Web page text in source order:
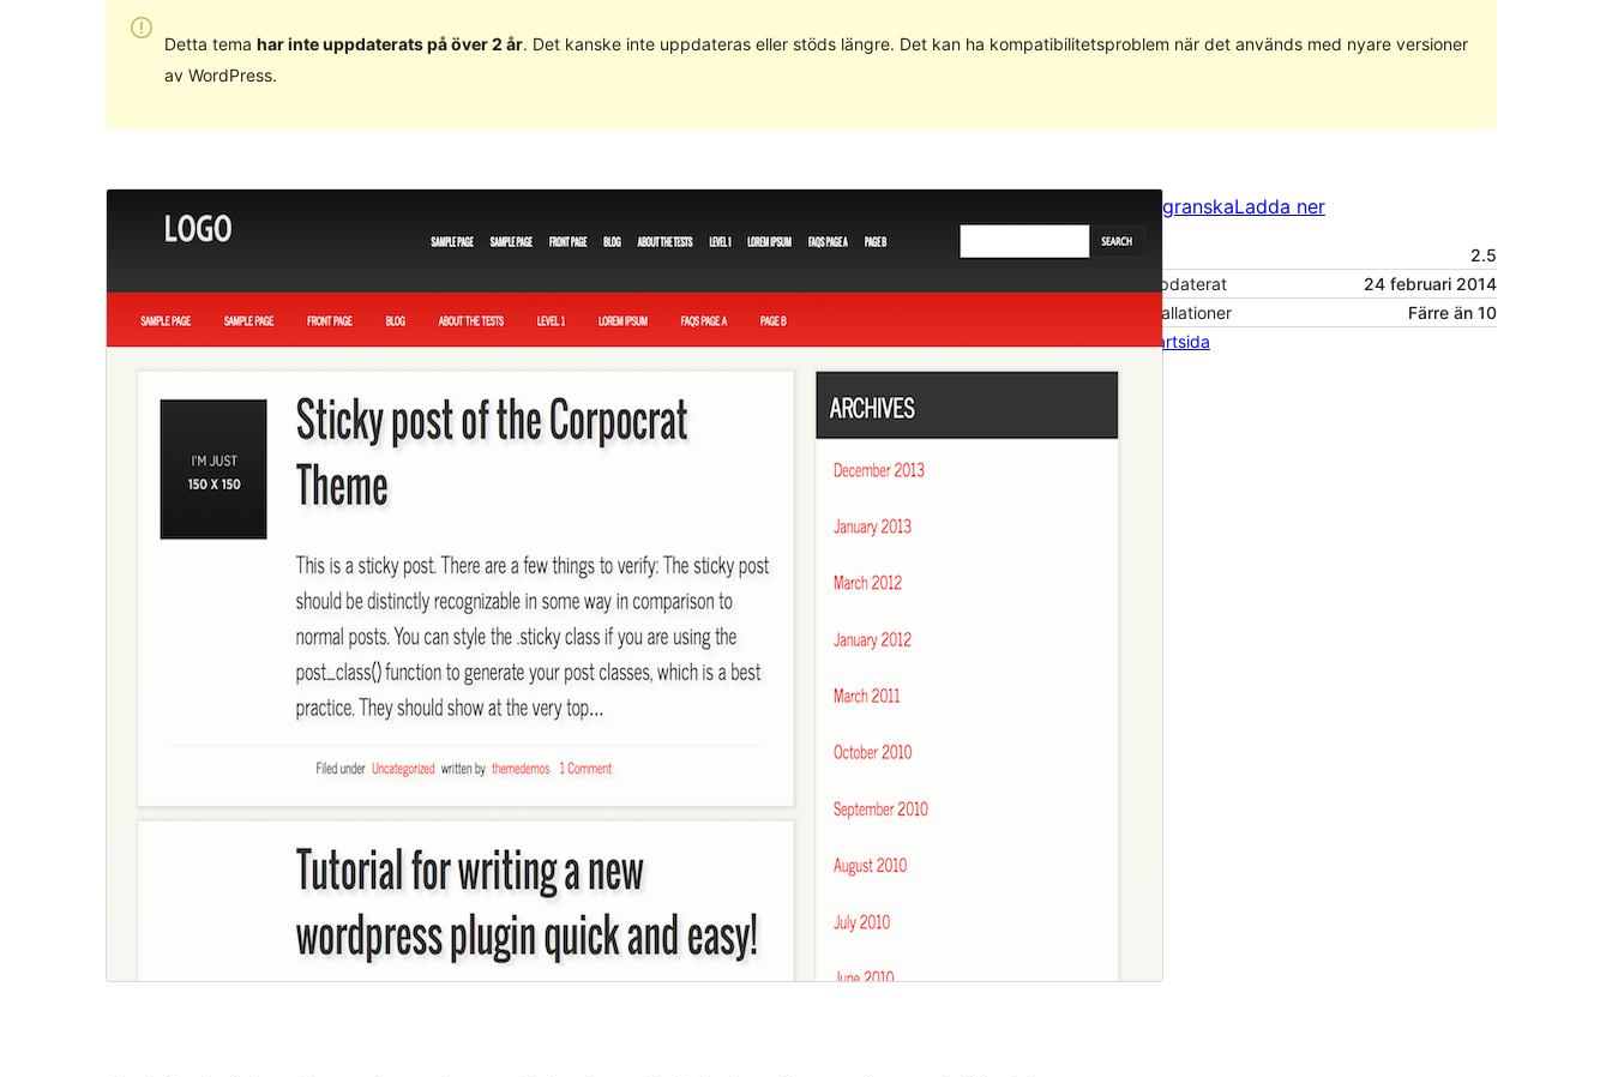
Detta tema har inte uppdaterats på över 2 år. Det kanske inte uppdateras eller stöds längre. Det kan ha kompatibilitetsproblem när det används med nyare versioner
av WordPress.
FörhandsgranskaLadda ner
Version
2.5
Senast uppdaterat
24 februari 2014
Aktiva installationer
Färre än 10
Temats startsida